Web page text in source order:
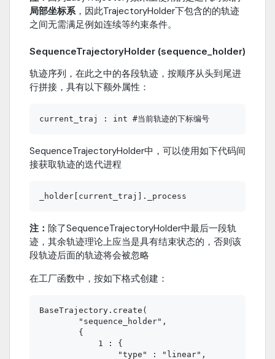
局部坐标系，因此TrajectoryHolder下包含的的轨迹
之间无需满足例如连续等约束条件。
SequenceTrajectoryHolder (sequence_holder)
轨迹序列，在此之中的各段轨迹，按顺序从头到尾进
行拼接，具有以下额外属性：
SequenceTrajectoryHolder中，可以使用如下代码间
接获取轨迹的迭代进程
注： 除了SequenceTrajectoryHolder中最后一段轨
迹，其余轨迹理论上应当是具有结束状态的，否则该
段轨迹后面的轨迹将会被忽略
在工厂函数中，按如下格式创建：
BaseTrajectory.create(
        "sequence_holder",
        {
            1 : {
                "type" : "linear",